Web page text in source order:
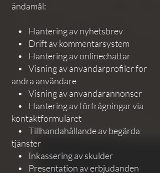
ändamål:
• Hantering av nyhetsbrev
• Drift av kommentarsystem
• Hantering av onlinechattar
• Visning av användarprofiler för
andra användare
• Visning av användarannonser
• Hantering av förfrågningar via
kontaktformuläret
• Tillhandahållande av begärda
tjänster
• Inkassering av skulder
• Presentation av erbjudanden